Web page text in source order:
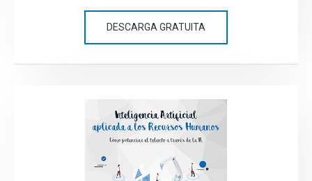
DESCARGA GRATUITA